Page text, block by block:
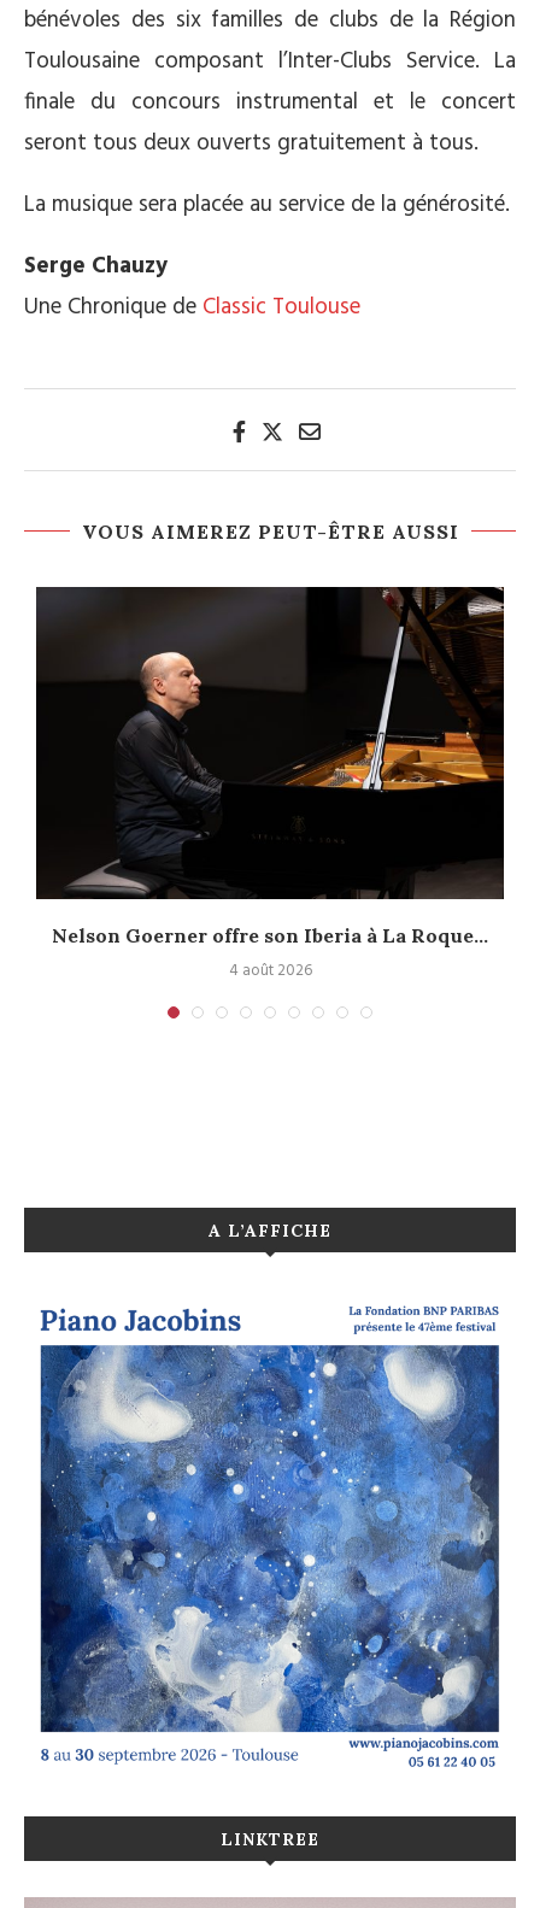
bénévoles des six familles de clubs de la Région
Toulousaine composant l’Inter-Clubs Service. La
finale du concours instrumental et le concert
seront tous deux ouverts gratuitement à tous.
La musique sera placée au service de la générosité.
Serge Chauzy
Une Chronique de Classic Toulouse
VOUS AIMEREZ PEUT-ÊTRE AUSSI
Nelson Goerner offre son Iberia à La Roque...
4 août 2026
A L’AFFICHE
LINKTREE